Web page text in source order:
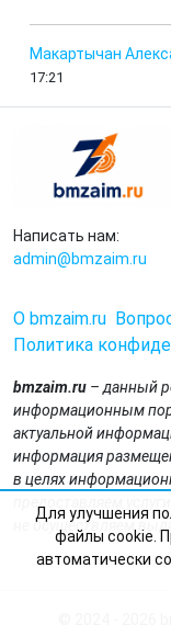
Для улучшения
файлы cookie.
автоматически
Макартычан
17:21
Написать нам:
admin@bmzaim.ru
О bmzaim.ru
Политика
bmzaim.ru – данный
информационным
актуальной
информация
в целях
не осуществляем
© 2024 - 2026